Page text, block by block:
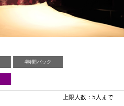
4時間パック
上限人数：5人まで